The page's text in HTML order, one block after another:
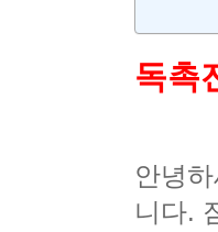
독촉
안녕
니다.